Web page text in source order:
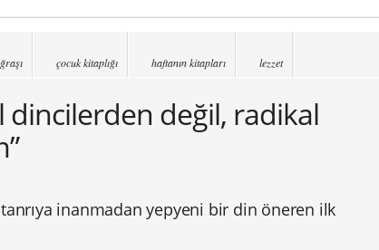
çocuk kitaplığı haftanın kitapları lezzet
dincilerden değil, radikal
inanmadan yepyeni bir din öneren ilk